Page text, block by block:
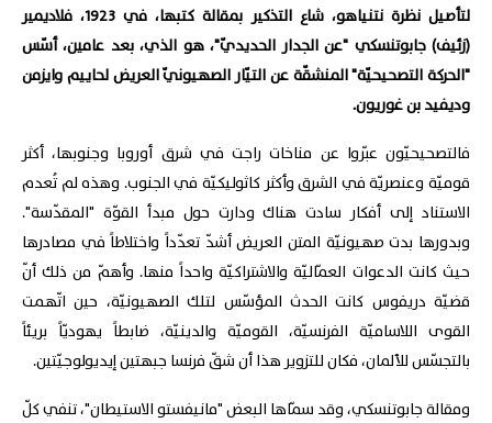
لتأصيل نظرة نتنياهو، شاع التذكير بمقالة كتبها، في 1923، فلاديمير
(زئيف) جابوتنسكي "عن الجدار الحديديّ"، هو الذي، بعد عامين، أسّس
"الحركة التصحيحيّة" المنشقّة عن التيّار الصهيونيّ العريض لحاييم وايزمن
وديفيد بن غوريون.
فالتصحيحيّون عبّروا عن مناخات راجت في شرق أوروبا وجنوبها، أكثر
قوميّة وعنصريّة في الشرق وأكثر كاثوليكيّة في الجنوب. وهذه لم تُعدم
الاستناد إلى أفكار سادت هناك ودارت حول مبدأ القوّة "المقدّسة".
وبدورها بدت صهيونيّة المتن العريض أشدّ تعدّداً واختلاطاً في مصادرها
حيث كانت الدعوات العمّاليّة والاشتراكيّة واحداً منها. وأهمّ من ذلك أنّ
قضيّة دريفوس كانت الحدث المؤسّس لتلك الصهيونيّة، حين اتّهمت
القوى اللاساميّة الفرنسيّة، القوميّة والدينيّة، ضابطاً يهوديّاً بريئاً
بالتجسّس للألمان، فكان للتزوير هذا أن شقّ فرنسا جبهتين إيديولوجيّتين.
ومقالة جابوتنسكي، وقد سمّاها البعض "مانيفستو الاستيطان"، تنفي كلّ